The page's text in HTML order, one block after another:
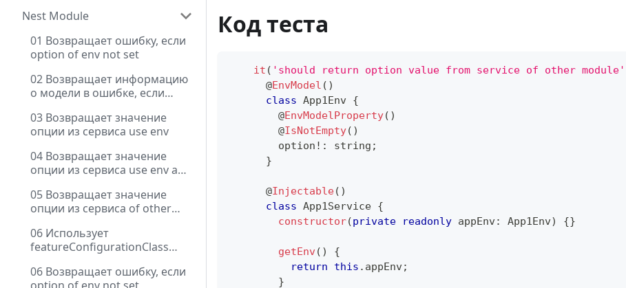
Nest Module
01 Возвращает ошибку, если
option of env not set
02 Возвращает информацию
о модели в ошибке, если
03 Возвращает значение
опции из сервиса use env
04 Возвращает значение
опции из сервиса use env and
05 Возвращает значение
опции из сервиса of other
06 Использует
featureConfigurationClass
06 Возвращает ошибку, если
Код теста
it ( 'should return option value from service of other module'
@EnvModel ( )
class App1Env {
@EnvModelProperty( )
@IsNotEmpty( )
        option
! : string ;
}
@Injectable( )
class App1Service {
constructor(private readonly appEnv: App1Env) {}
getEnv ( )
{
return
this . appEnv;
}